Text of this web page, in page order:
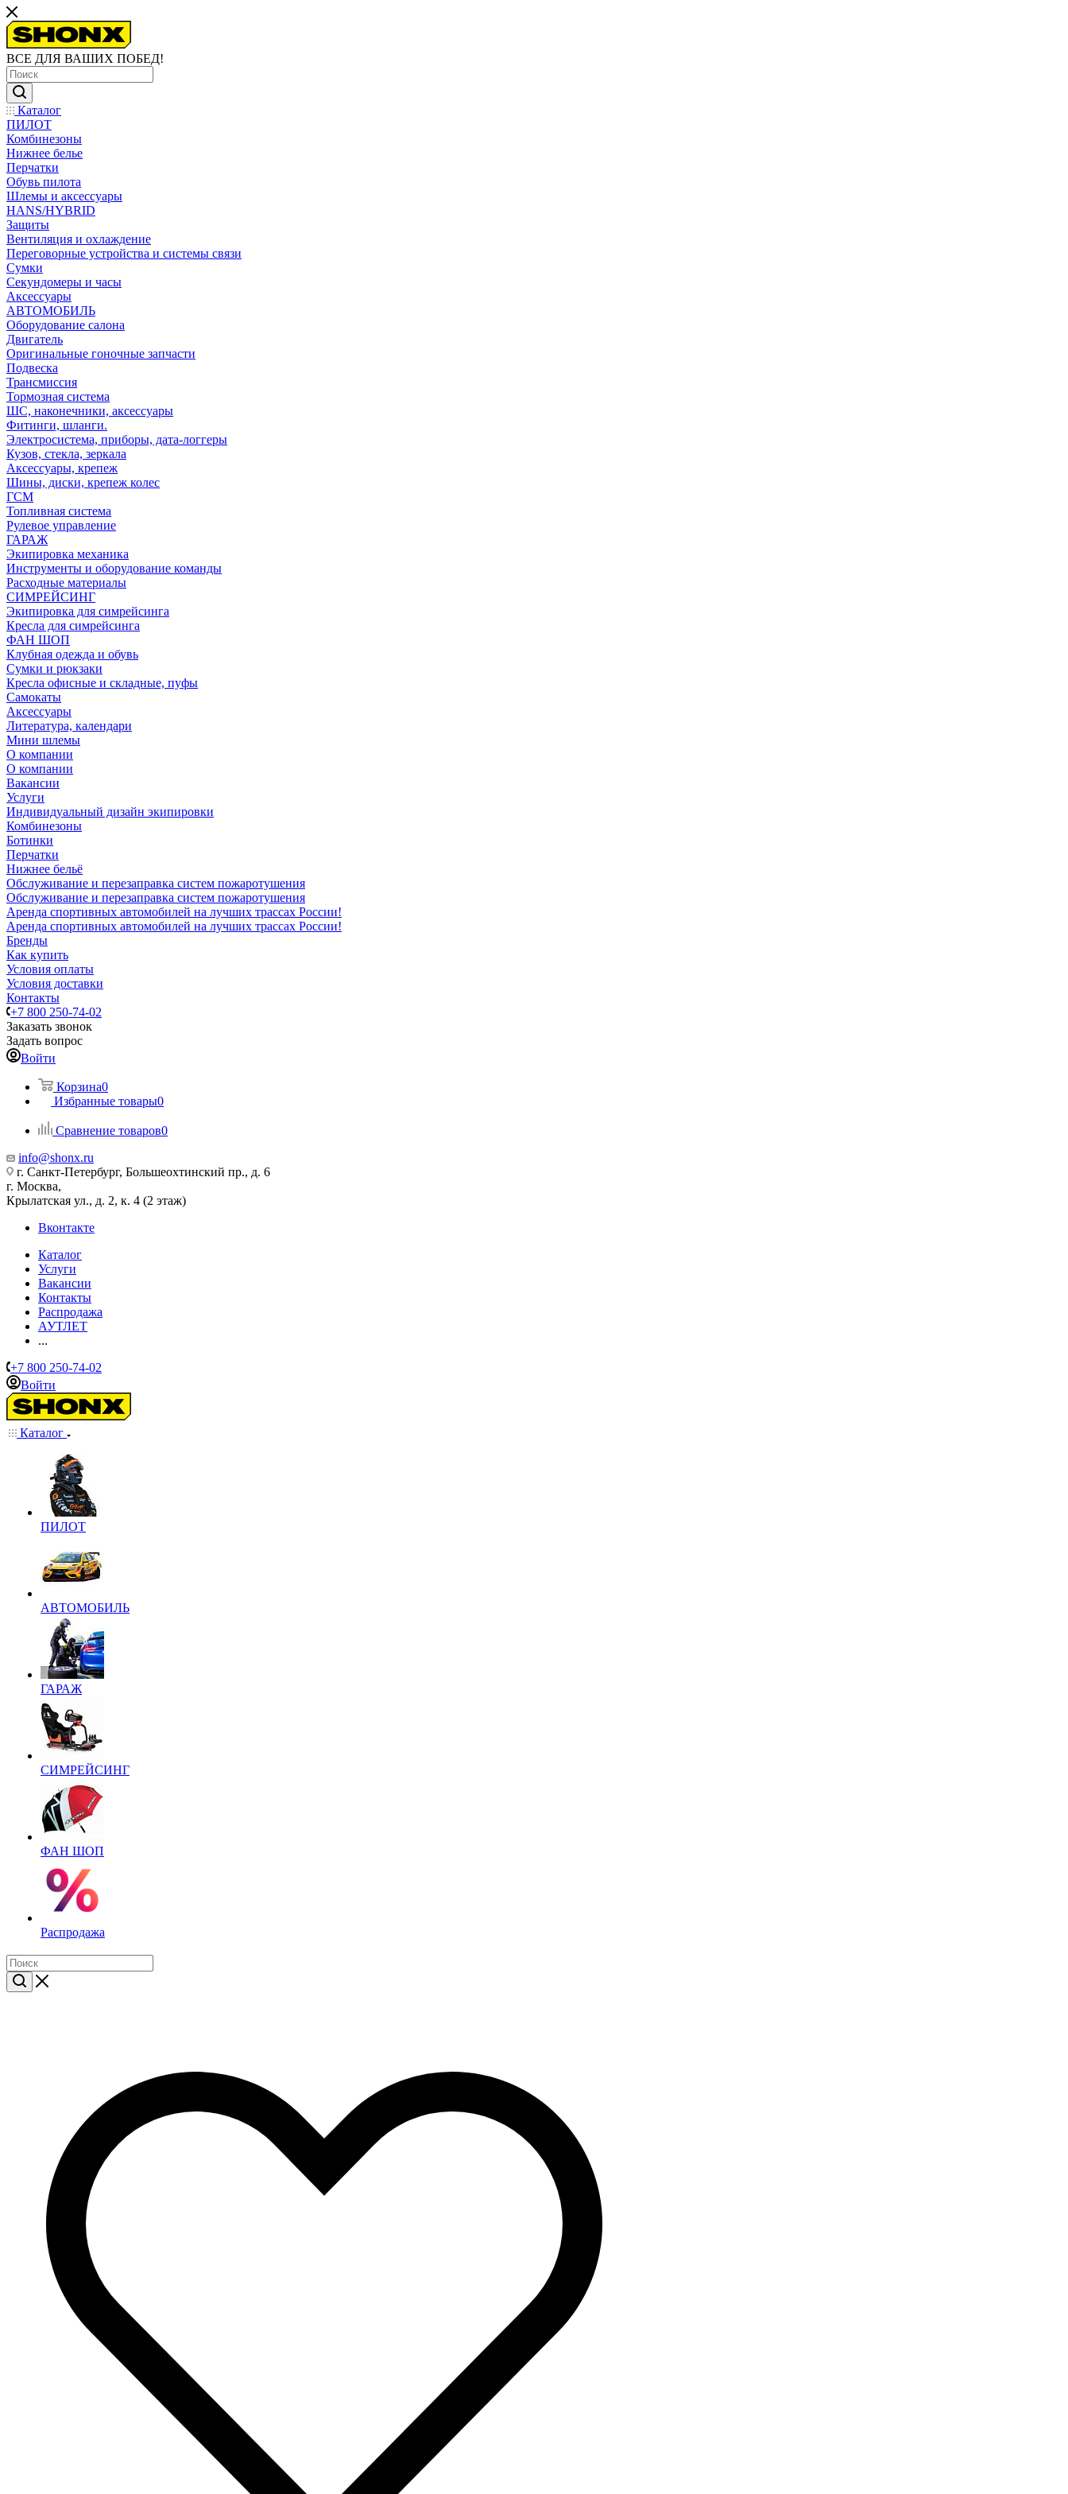
ВСЕ ДЛЯ ВАШИХ ПОБЕД!
Каталог
ПИЛОТ
Комбинезоны
Нижнее белье
Перчатки
Обувь пилота
Шлемы и аксессуары
HANS/HYBRID
Защиты
Вентиляция и охлаждение
Переговорные устройства и системы связи
Сумки
Секундомеры и часы
Аксессуары
АВТОМОБИЛЬ
Оборудование салона
Двигатель
Оригинальные гоночные запчасти
Подвеска
Трансмиссия
Тормозная система
ШС, наконечники, аксессуары
Фитинги, шланги.
Электросистема, приборы, дата-логгеры
Кузов, стекла, зеркала
Аксессуары, крепеж
Шины, диски, крепеж колес
ГСМ
Топливная система
Рулевое управление
ГАРАЖ
Экипировка механика
Инструменты и оборудование команды
Расходные материалы
СИМРЕЙСИНГ
Экипировка для симрейсинга
Кресла для симрейсинга
ФАН ШОП
Клубная одежда и обувь
Сумки и рюкзаки
Кресла офисные и складные, пуфы
Самокаты
Аксессуары
Литература, календари
Мини шлемы
О компании
О компании
Вакансии
Услуги
Индивидуальный дизайн экипировки
Комбинезоны
Ботинки
Перчатки
Нижнее бельё
Обслуживание и перезаправка систем пожаротушения
Обслуживание и перезаправка систем пожаротушения
Аренда спортивных автомобилей на лучших трассах России!
Аренда спортивных автомобилей на лучших трассах России!
Бренды
Как купить
Условия оплаты
Условия доставки
Контакты
+7 800 250-74-02
Заказать звонок
Задать вопрос
Войти
Корзина0
Избранные товары0
Сравнение товаров0
info@shonx.ru
г. Санкт-Петербург, Большеохтинский пр., д. 6
г. Москва,
Крылатская ул., д. 2, к. 4 (2 этаж)
Вконтакте
Каталог
Услуги
Вакансии
Контакты
Распродажа
АУТЛЕТ
...
+7 800 250-74-02
Войти
Каталог
ПИЛОТ
АВТОМОБИЛЬ
ГАРАЖ
СИМРЕЙСИНГ
ФАН ШОП
Распродажа